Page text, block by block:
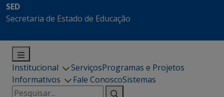
SED
Secretaria de Estado de Educação
Institucional ServiçosProgramas e Projetos
Informativos
Fale ConoscoSistemas
Pesquisar